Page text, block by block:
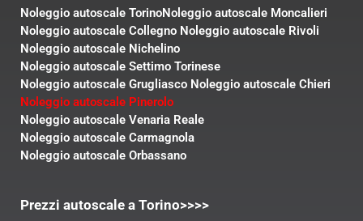
Noleggio autoscale TorinoNoleggio autoscale Moncalieri
Noleggio autoscale Collegno Noleggio autoscale Rivoli
Noleggio autoscale Nichelino
Noleggio autoscale Settimo Torinese
Noleggio autoscale Grugliasco Noleggio autoscale Chieri
Noleggio autoscale Pinerolo
Noleggio autoscale Venaria Reale
Noleggio autoscale Carmagnola
Noleggio autoscale Orbassano
Prezzi autoscale a Torino>>>>